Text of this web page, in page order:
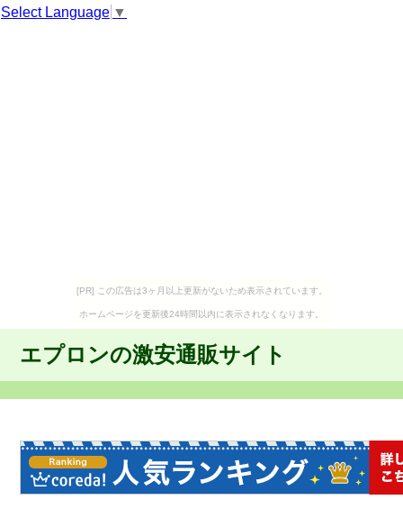
Select Language ▼
[PR] この広告は3ヶ月以上更新がないため表示されています。
ホームページを更新後24時間以内に表示されなくなります。
エプロンの激安通販サイト